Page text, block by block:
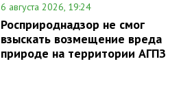
6 августа 2026, 19:24
Росприроднадзор не смог
взыскать возмещение вреда
природе на территории АГПЗ